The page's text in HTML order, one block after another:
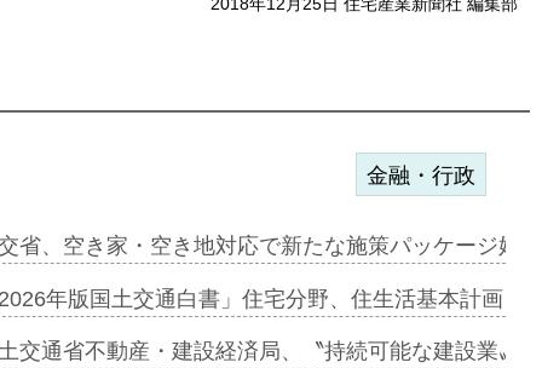
ミーレキ…
も城南エ…
合型の賃…
金融・行政
省、空き家・空き地対応で新たな施策パッケージ始
年版国土交通白書」住宅分野、住生活基本計画を
交通省不動産・建設経済局、〝持続可能な建設業〟